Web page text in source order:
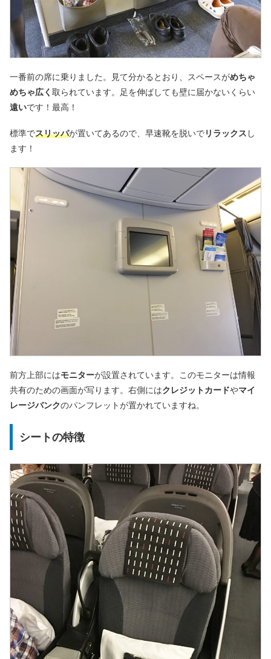
一番前の席に乗りました。見て分かるとおり、スペースがめちゃ
めちゃ広く 取られています。足を伸ばしても壁に届かないくらい
遠いです！最高！
標準でスリッパが置いてあるので、早速靴を脱いでリラックス し
ます！
前方上部にはモニターが設置されています。このモニターは情報
共有のための画面が写ります。右側にはクレジットカードやマイ
レージバンクのパンフレットが置かれていますね。
シートの特徴